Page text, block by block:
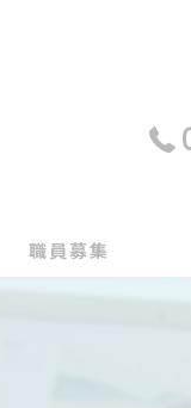
職員募集